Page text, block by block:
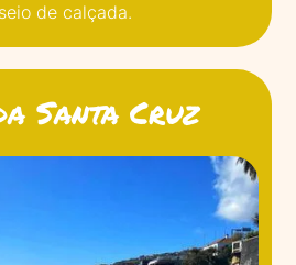
de calçada.
Santa Cruz